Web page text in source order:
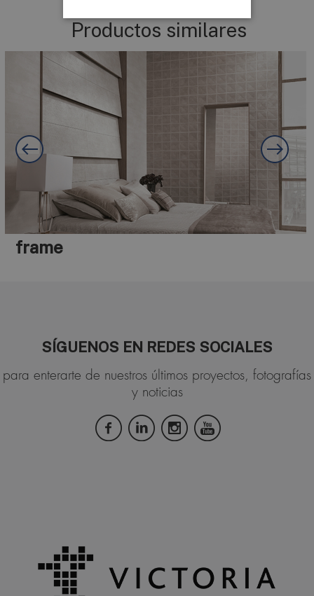
Productos similares
frame
SÍGUENOS EN REDES SOCIALES
para enterarte de nuestros últimos proyectos, fotografías
y noticias